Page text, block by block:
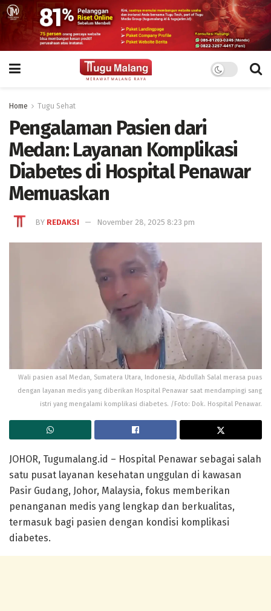
Home Tugu Sehat
Pengalaman Pasien dari
Medan: Layanan Komplikasi
Diabetes di Hospital Penawar
Memuaskan
BY REDAKSI November 28, 2025 8:23 pm
Wali pasien asal Medan, Sumatera Utara, Indonesia, Abdullah Salal merasa puas
dengan layanan medis yang diberikan Hospital Penawar saat mendampingi sang
istri yang mengalami komplikasi diabetes. /Foto: Dok. Hospital Penawar.
JOHOR, Tugumalang.id – Hospital Penawar sebagai salah
satu pusat layanan kesehatan unggulan di kawasan
Pasir Gudang, Johor, Malaysia, fokus memberikan
penanganan medis yang lengkap dan berkualitas,
termasuk bagi pasien dengan kondisi komplikasi
diabetes.